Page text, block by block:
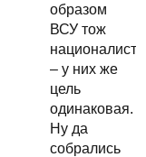
образом
ВСУ тож
– у них же
цель
одинаковая.
Ну да
собрались